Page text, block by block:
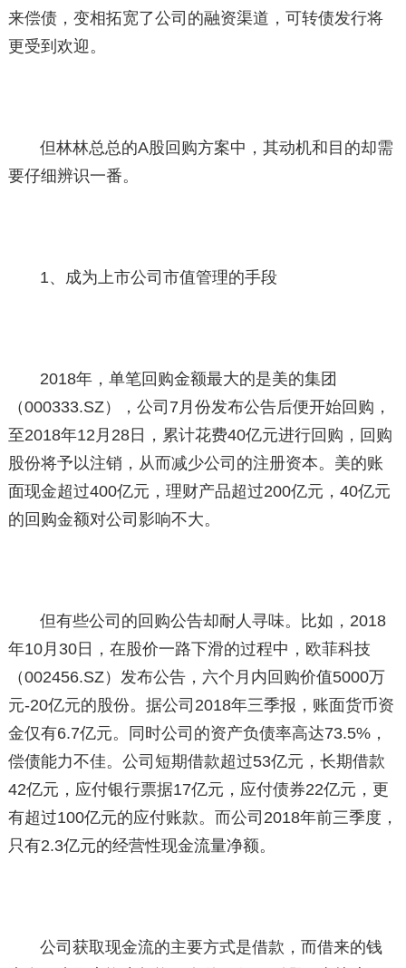
来偿债，变相拓宽了公司的融资渠道，可转债发行将
更受到欢迎。
但林林总总的A股回购方案中，其动机和目的却需
要仔细辨识一番。
1、成为上市公司市值管理的手段
2018年，单笔回购金额最大的是美的集团
（000333.SZ），公司7月份发布公告后便开始回购，
至2018年12月28日，累计花费40亿元进行回购，回购
股份将予以注销，从而减少公司的注册资本。美的账
面现金超过400亿元，理财产品超过200亿元，40亿元
的回购金额对公司影响不大。
但有些公司的回购公告却耐人寻味。比如，2018
年10月30日，在股价一路下滑的过程中，欧菲科技
（002456.SZ）发布公告，六个月内回购价值5000万
元-20亿元的股份。据公司2018年三季报，账面货币资
金仅有6.7亿元。同时公司的资产负债率高达73.5%，
偿债能力不佳。公司短期借款超过53亿元，长期借款
42亿元，应付银行票据17亿元，应付债券22亿元，更
有超过100亿元的应付账款。而公司2018年前三季度，
只有2.3亿元的经营性现金流量净额。
公司获取现金流的主要方式是借款，而借来的钱